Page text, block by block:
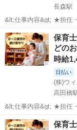
長森駅
&lt;仕事内容&gt; ★担任
導案などの書類なし 担当クラス： 乳児またはクラスフリー お仕事内
容： ・遊びの見守り、
ク ・ごはん...
岐阜 岐阜市 長森
保育
どの
時給
日払い
(株)ウ
高田橋
&lt;仕事内容&gt; ★担任
導案などの書類なし 担当クラス： 乳児またはクラスフリー お仕事内
容： ・遊びの見守り、
岐阜 岐阜市 高
保育